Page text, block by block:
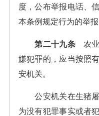
度，公布举报电话、
本条例规定行为的举
第二十九条农业
嫌犯罪的，应当按照
安机关。
公安机关在生猪屠
为没有犯罪事实或者